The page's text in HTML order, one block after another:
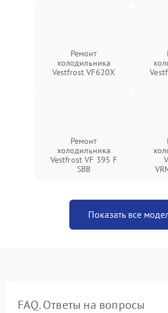
Ремонт
холодильника
Vestfrost VF620X
Ремонт
холодильника
Vestfrost VF 395 F
SBB
Показать все
FAQ. Ответы на вопросы